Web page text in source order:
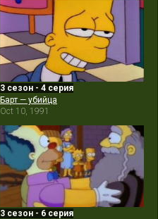
3 сезон - 4 серия
Барт — убийца
Oct 10, 1991
3 сезон - 6 серия